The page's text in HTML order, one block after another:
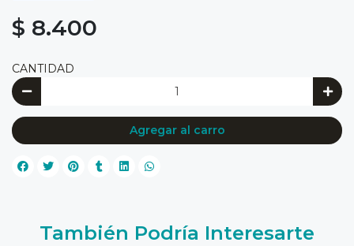
$ 8.400
CANTIDAD
Agregar al carro
También Podría Interesarte